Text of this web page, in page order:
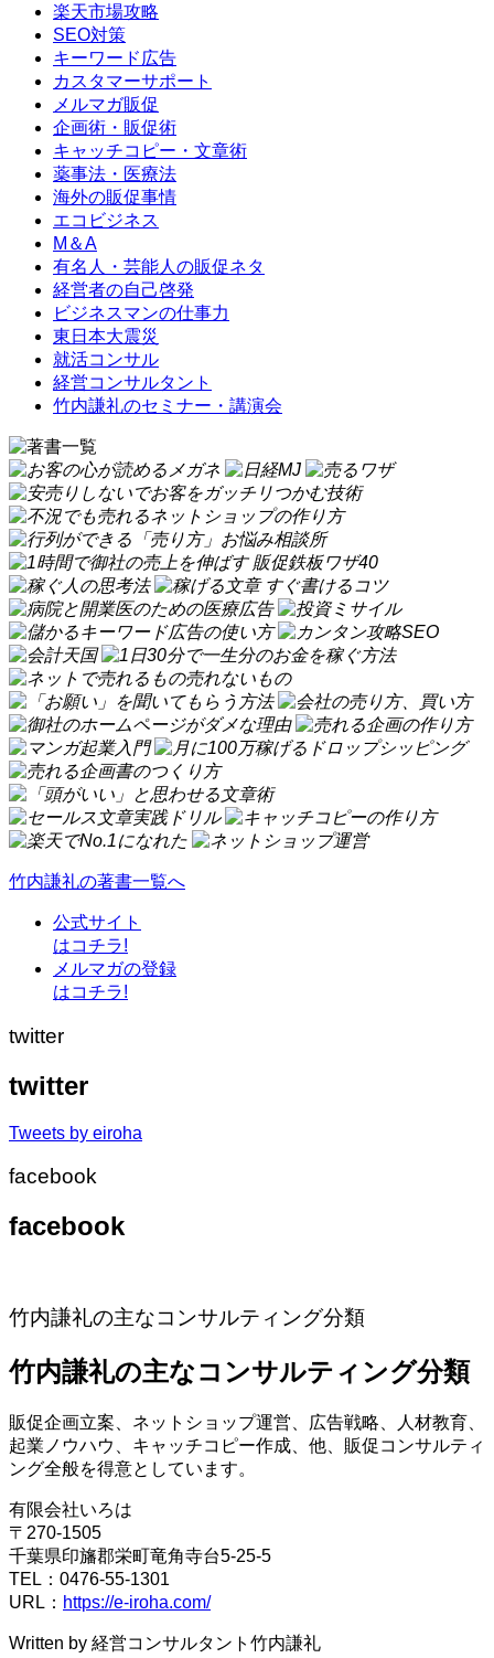
楽天市場攻略
SEO対策
キーワード広告
カスタマーサポート
メルマガ販促
企画術・販促術
キャッチコピー・文章術
薬事法・医療法
海外の販促事情
エコビジネス
M＆A
有名人・芸能人の販促ネタ
経営者の自己啓発
ビジネスマンの仕事力
東日本大震災
就活コンサル
経営コンサルタント
竹内謙礼のセミナー・講演会
竹内謙礼の著書一覧へ
公式サイト
はコチラ!
メルマガの登録
はコチラ!
twitter
twitter
Tweets by eiroha
facebook
facebook
竹内謙礼の主なコンサルティング分類
竹内謙礼の主なコンサルティング分類
販促企画立案、ネットショップ運営、広告戦略、人材教育、
起業ノウハウ、キャッチコピー作成、他、販促コンサルティ
ング全般を得意としています。
有限会社いろは
〒270-1505
千葉県印旛郡栄町竜角寺台5-25-5
TEL：0476-55-1301
URL： https://e-iroha.com/
Written by 経営コンサルタント竹内謙礼